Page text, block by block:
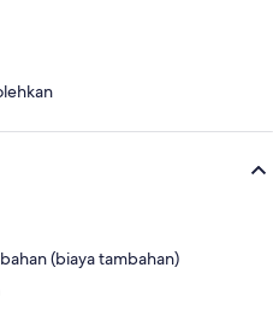
(biaya tambahan)